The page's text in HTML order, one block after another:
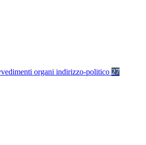
organi indirizzo-politico 27